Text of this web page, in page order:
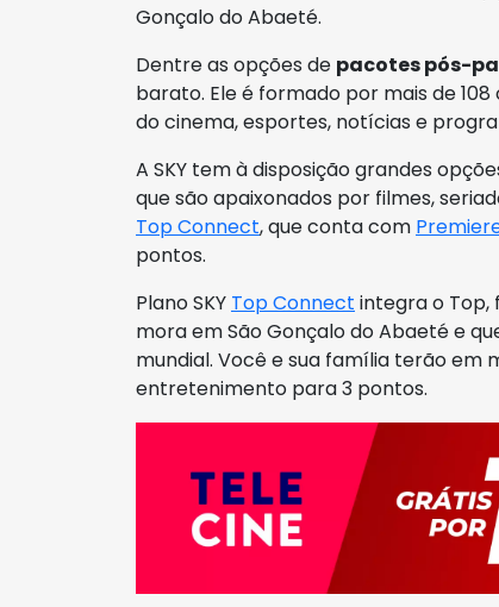
Gonçalo do Abaeté.
Dentre as opções de pacotes pós-
barato. Ele é formado por mais de
do cinema, esportes, notícias e
A SKY tem à disposição grandes
que são apaixonados por filmes,
Top Connect, que conta com
pontos.
Plano SKY Top Connect integra o Top,
mora em São Gonçalo do Abaeté e
mundial. Você e sua família terão em
entretenimento para 3 pontos.